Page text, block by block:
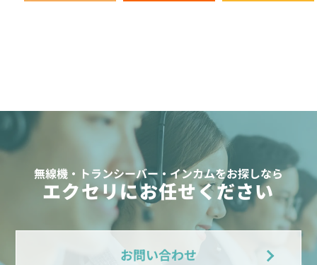
無線機・トランシーバー・インカムをお探しなら
エクセリにお任せください
お問い合わせ